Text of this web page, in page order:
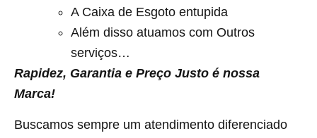
A Caixa de Esgoto entupida
Além disso atuamos com Outros
serviços…
Rapidez, Garantia e Preço Justo é nossa
Marca!
Buscamos sempre um atendimento diferenciado